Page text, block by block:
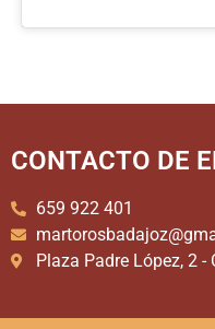
CONTACTO DE
659 922 401
Plaza Padre López, 2